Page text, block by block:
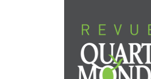
au
contenu